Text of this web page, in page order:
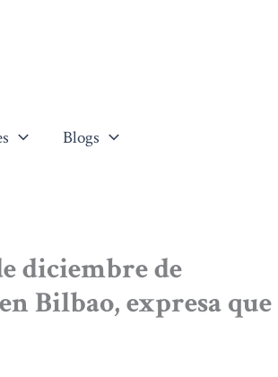
Blogs
diciembre de
Bilbao, expresa que